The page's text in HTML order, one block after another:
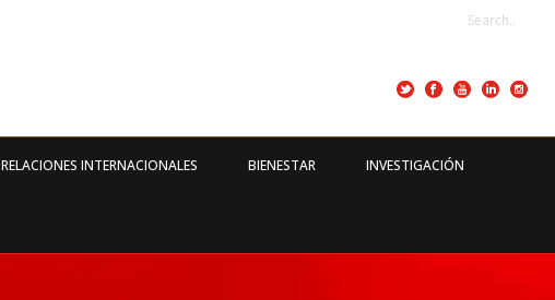
RELACIONES INTERNACIONALES BIENESTAR INVESTIGACIÓN